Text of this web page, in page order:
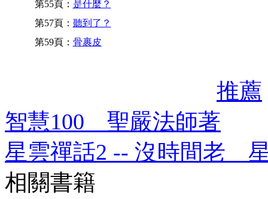
第55頁： 是什麼？
第57頁： 聽到了？
第59頁： 骨裹皮
推薦
智慧100 聖嚴法師著
星雲禪話2 -- 沒時間老
相關書籍